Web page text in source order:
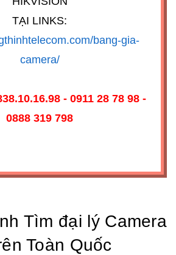
TẠI LINKS:
bang-gia-
camera/
- 0911 28 78 98 -
0888 319 798
Tìm đại lý Camera
Toàn Quốc